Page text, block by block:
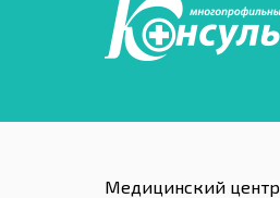
Медицинский центр